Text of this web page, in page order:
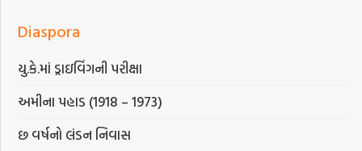
Diaspora
યુ.કે.માં ડ્રાઇવિંગની પરીક્ષા
અમીના પહાડ (1918 – 1973)
છ વર્ષનો લંડન નિવાસ